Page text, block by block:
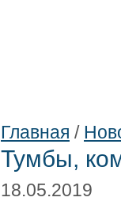
Главная /
Тумбы,
18.05.2019